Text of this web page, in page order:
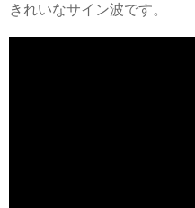
きれいなサイン波です。